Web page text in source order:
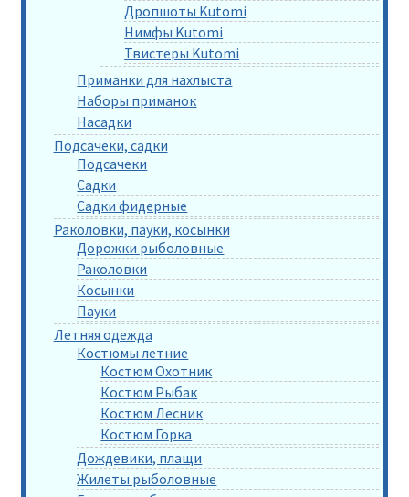
Дропшоты Kutomi
Нимфы Kutomi
Твистеры Kutomi
Приманки для нахлыста
Наборы приманок
Насадки
Подсачеки, садки
Подсачеки
Садки
Садки фидерные
Раколовки, пауки, косынки
Дорожки рыболовные
Раколовки
Косынки
Пауки
Летняя одежда
Костюмы летние
Костюм Охотник
Костюм Рыбак
Костюм Лесник
Костюм Горка
Дождевики, плащи
Жилеты рыболовные